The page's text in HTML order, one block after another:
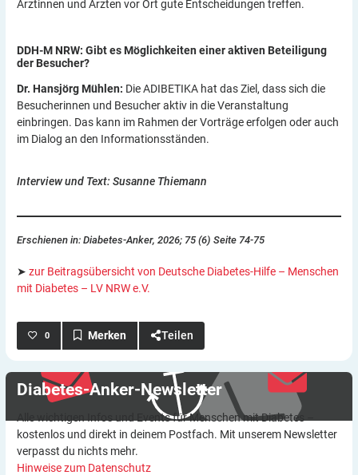
Ärztinnen und Ärzten vor Ort gute Entscheidungen treffen.
DDH-M NRW: Gibt es Möglichkeiten einer aktiven Beteiligung
der Besucher?
Dr. Hansjörg Mühlen: Die ADIBETIKA hat das Ziel, dass sich die
Besucherinnen und Besucher aktiv in die Veranstaltung
einbringen. Das kann im Rahmen der Vorträge erfolgen oder auch
im Dialog an den Informationsständen.
Interview und Text: Susanne Thiemann
Erschienen in: Diabetes-Anker, 2026; 75 (6) Seite 74-75
➤ zur Beitragsübersicht von Deutsche Diabetes-Hilfe – Menschen
mit Diabetes – LV NRW e.V.
0 Teilen
Diabetes-Anker-Newsletter
Alle wichtigen Infos und Events für Menschen mit Diabetes –
kostenlos und direkt in deinem Postfach. Mit unserem Newsletter
verpasst du nichts mehr.
Hinweise zum Datenschutz